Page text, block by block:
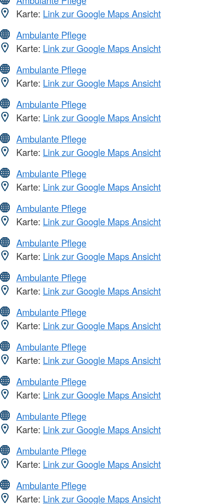
Karte: Link zur Google Maps Ansicht
Ambulante Pflege
Karte: Link zur Google Maps Ansicht
Ambulante Pflege
Karte: Link zur Google Maps Ansicht
Ambulante Pflege
Karte: Link zur Google Maps Ansicht
Ambulante Pflege
Karte: Link zur Google Maps Ansicht
Ambulante Pflege
Karte: Link zur Google Maps Ansicht
Ambulante Pflege
Karte: Link zur Google Maps Ansicht
Ambulante Pflege
Karte: Link zur Google Maps Ansicht
Ambulante Pflege
Karte: Link zur Google Maps Ansicht
Ambulante Pflege
Karte: Link zur Google Maps Ansicht
Ambulante Pflege
Karte: Link zur Google Maps Ansicht
Ambulante Pflege
Karte: Link zur Google Maps Ansicht
Ambulante Pflege
Karte: Link zur Google Maps Ansicht
Ambulante Pflege
Karte: Link zur Google Maps Ansicht
Ambulante Pflege
Karte: Link zur Google Maps Ansicht